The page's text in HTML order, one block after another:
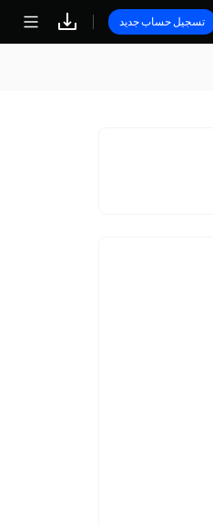
تسجيل حساب جديد